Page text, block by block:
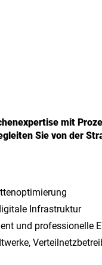
mit
Sie von der
Infrastruktur
und professionelle